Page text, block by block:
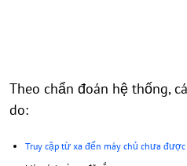
Theo chẩn đoán hệ thống,
do:
Truy cập từ xa đến máy chủ chưa